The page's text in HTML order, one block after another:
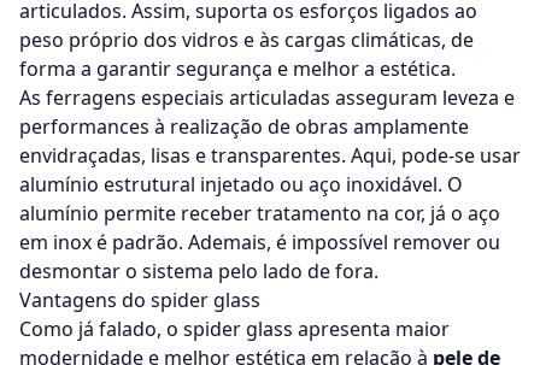
articulados. Assim, suporta os esforços ligados ao
peso próprio dos vidros e às cargas climáticas, de
forma a garantir segurança e melhor a estética.
As ferragens especiais articuladas asseguram leveza e
performances à realização de obras amplamente
envidraçadas, lisas e transparentes. Aqui, pode-se usar
alumínio estrutural injetado ou aço inoxidável. O
alumínio permite receber tratamento na cor, já o aço
em inox é padrão. Ademais, é impossível remover ou
desmontar o sistema pelo lado de fora.
Vantagens do spider glass
Como já falado, o spider glass apresenta maior
modernidade e melhor estética em relação à pele de